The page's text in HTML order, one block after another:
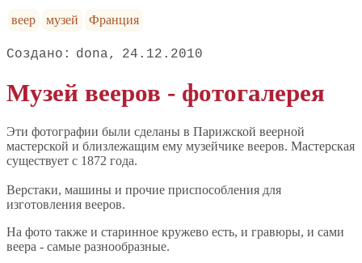
веер
музей Франция
dona 24.12.2010
Музей вееров - фотогалерея
Эти фотографии были сделаны в Парижской веерной
мастерской и близлежащим ему музейчике вееров. Мастерская
существует с 1872 года.
Верстаки, машины и прочие приспособления для
изготовления вееров.
На фото также и старинное кружево есть, и гравюры, и сами
веера - самые разнообразные.